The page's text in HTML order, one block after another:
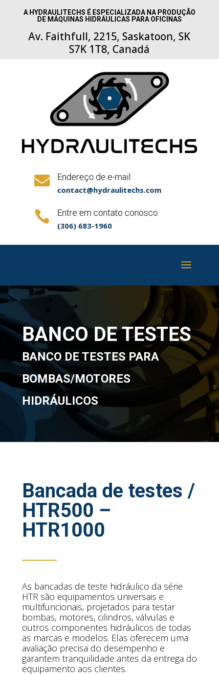
A HYDRAULITECHS É ESPECIALIZADA NA PRODUÇÃO
DE MÁQUINAS HIDRÁULICAS PARA OFICINAS
Av. Faithfull, 2215, Saskatoon, SK
S7K 1T8, Canadá
 Endereço de e-mail
contact@hydraulitechs.com
 Entre em contato conosco
(306) 683-1960
BANCO DE TESTES
BANCO DE TESTES PARA
BOMBAS/MOTORES
HIDRÁULICOS
Bancada de testes /
HTR500 –
HTR1000
As bancadas de teste hidráulico da série
HTR são equipamentos universais e
multifuncionais, projetados para testar
bombas, motores, cilindros, válvulas e
outros componentes hidráulicos de todas
as marcas e modelos. Elas oferecem uma
avaliação precisa do desempenho e
garantem tranquilidade antes da entrega do
equipamento aos clientes.